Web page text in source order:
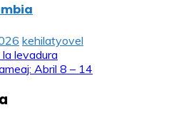
kehilatyovel
levadura
Abril 8 – 14